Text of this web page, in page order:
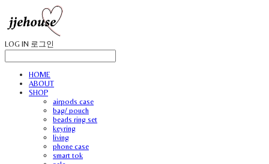
LOG IN 로그인
HOME
ABOUT
SHOP
airpods case
bag/ pouch
beads ring set
keyring
living
phone case
smart tok